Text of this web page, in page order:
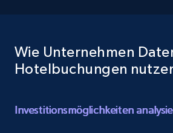
Wie Unternehmen
Hotelbuchungen
Investitionsmöglichkeiten